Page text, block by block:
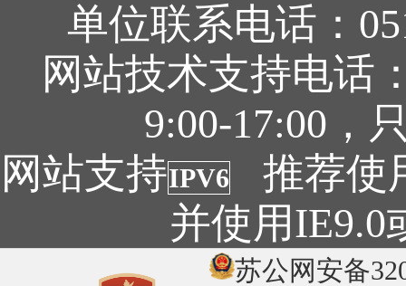
单位联系电话：
网站技术支持电话
9:00-17:00，
网站支持IPV6推荐使
并使用IE9.0
苏公网安备